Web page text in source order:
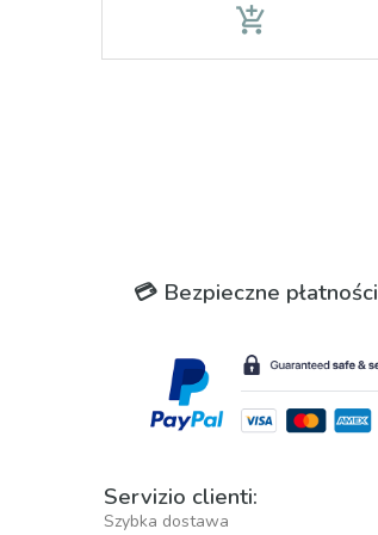
add_shopping_cart
💳 Bezpieczne płatności
Servizio clienti:
Szybka dostawa